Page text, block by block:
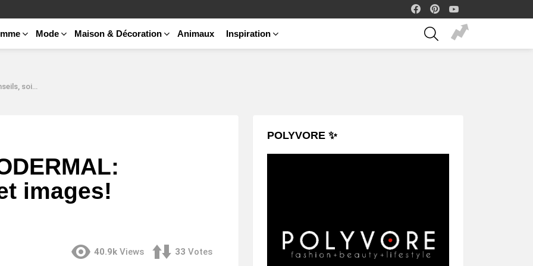
facebook
Mode Maison & Décoration Animaux Inspiration
SEARCH
(Inspirations)
images!
40.9k Views 33 Votes
POLYVORE ✨